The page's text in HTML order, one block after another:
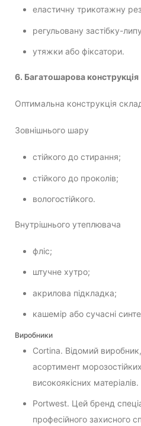
еластичну трикотажну
регульовану застібку-
утяжки або фіксатори.
6. Багатошарова конструкція
Оптимальна конструкція
Зовнішнього шару
стійкого до стирання;
стійкого до проколів;
вологостійкого.
Внутрішнього утеплювача
фліс;
штучне хутро;
акрилова підкладка;
кашемір або сучасні
Виробники
Cortina. Відомий
асортимент
високоякісних матеріалів.
Portwest. Цей бренд
професійного захисного